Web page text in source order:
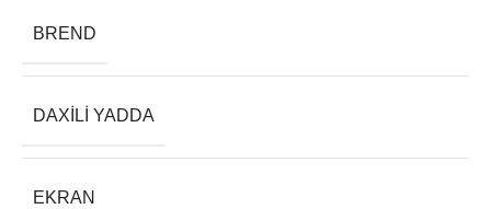
BREND
DAXILI YADDA
EKRAN